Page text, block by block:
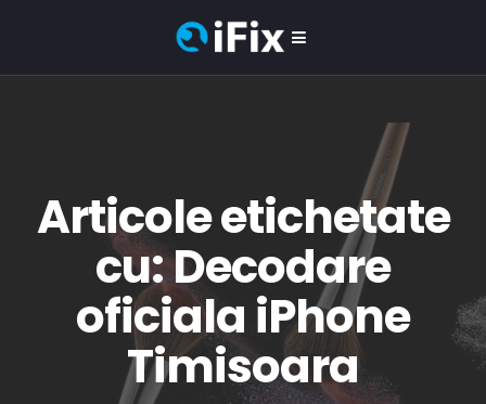
Articole etichetate
cu: Decodare
oficiala iPhone
Timisoara